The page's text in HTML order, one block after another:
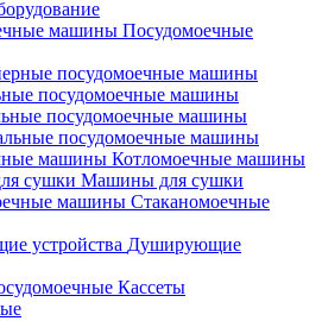
Посудомоечные
посудомоечные машины
посудомоечные машины
посудомоечные машины
посудомоечные машины
Котломоечные машины
Машины для сушки
Стаканомоечные
Душирующие
Кассеты